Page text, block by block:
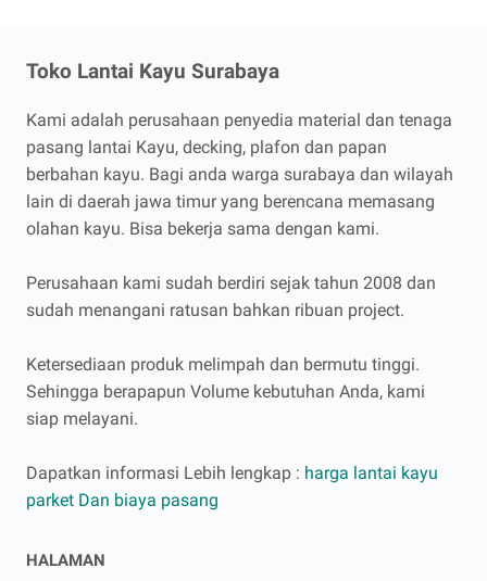
Toko Lantai Kayu Surabaya
Kami adalah perusahaan penyedia material dan tenaga
pasang lantai Kayu, decking, plafon dan papan
berbahan kayu. Bagi anda warga surabaya dan wilayah
lain di daerah jawa timur yang berencana memasang
olahan kayu. Bisa bekerja sama dengan kami.
Perusahaan kami sudah berdiri sejak tahun 2008 dan
sudah menangani ratusan bahkan ribuan project.
Ketersediaan produk melimpah dan bermutu tinggi.
Sehingga berapapun Volume kebutuhan Anda, kami
siap melayani.
Dapatkan informasi Lebih lengkap : harga lantai kayu
parket Dan biaya pasang
HALAMAN